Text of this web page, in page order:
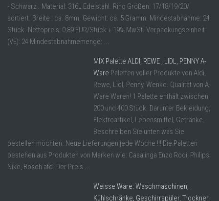
- Schwarz . Material: 316L Edelstahl. Ring Größen: 17/18/19/20/
sortiert. Breite : ca. 8mm. Gewicht: ca. 5 Gramm. Mindestabnahme: 24
Stück. Nettopreis: 0,89 EUR/Stück + 19% MwSt. Verpackungseinheit
(VE): 24 Mindestabnahmemenge: ...
MIX Palette ALDI, REWE , LIDL, PENNY A-
Ware Paletten voller Produkte von Aldi,
Rewe, Lidl, Penny, Wenko. Qualität von A-
Ware Waren! 1 Palette enthält zwischen
200 und 400 Stück. Darunter Bekleidung,
Elektroartikel, Lebensmittel, Getränke.
Beschreiben Sie unten was Sie
bestellen möchten. Neue Lieferungen jede Woche !!! Die Paletten
bestehen aus Produkten von Marken wie: Casalinga Enzo Rodi, Philips,
Nike, Bosch atd. Der Preis ...
Weisse Ware: Waschmaschinen,
Kühlschränke, Geschirrspüler, Trockner,